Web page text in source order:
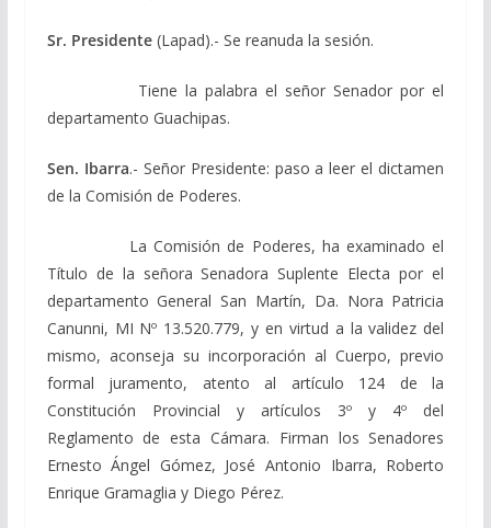
Sr. Presidente (Lapad).- Se reanuda la sesión.
Tiene la palabra el señor Senador por el
departamento Guachipas.
Sen. Ibarra.- Señor Presidente: paso a leer el dictamen
de la Comisión de Poderes.
La Comisión de Poderes, ha examinado el
Título de la señora Senadora Suplente Electa por el
departamento General San Martín, Da. Nora Patricia
Canunni, MI Nº 13.520.779, y en virtud a la validez del
mismo, aconseja su incorporación al Cuerpo, previo
formal juramento, atento al artículo 124 de la
Constitución Provincial y artículos 3º y 4º del
Reglamento de esta Cámara. Firman los Senadores
Ernesto Ángel Gómez, José Antonio Ibarra, Roberto
Enrique Gramaglia y Diego Pérez.